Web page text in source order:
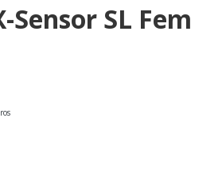
Sensor SL Fem